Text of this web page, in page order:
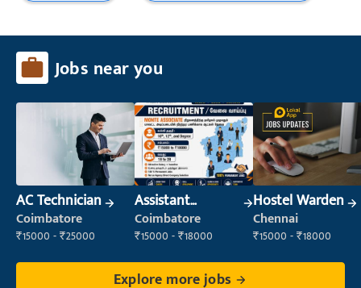
Jobs near you
AC Technician
Coimbatore
₹15000 - ₹25000
Assistant
Manager
Coimbatore
₹15000 - ₹18000
Hostel Warden
Chennai
₹15000 - ₹18000
Explore more jobs